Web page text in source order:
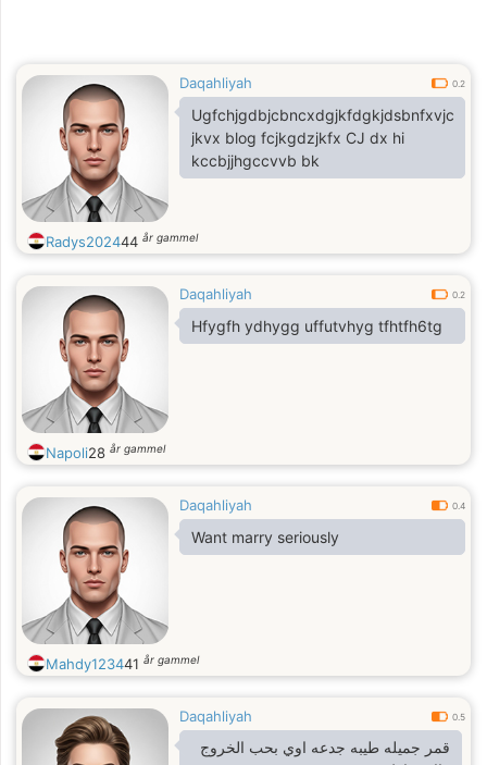
Daqahliyah 0.2
Ugfchjgdbjcbncxdgjkfdgkjdsbnfxvjc
jkvx blog fcjkgdzjkfx CJ dx hi
kccbjjhgccvvb bk
Radys202444 år gammel
Daqahliyah 0.2
Hfygfh ydhygg uffutvhyg tfhtfh6tg
Napoli28 år gammel
Daqahliyah 0.4
Want marry seriously
Mahdy123441 år gammel
Daqahliyah 0.5
قمر جميله طيبه جدعه اوي بحب الخروج